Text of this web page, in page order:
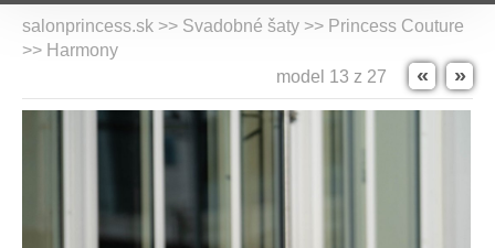
salonprincess.sk >> Svadobné šaty >> Princess Couture
>> Harmony
»
«
model 13 z 27